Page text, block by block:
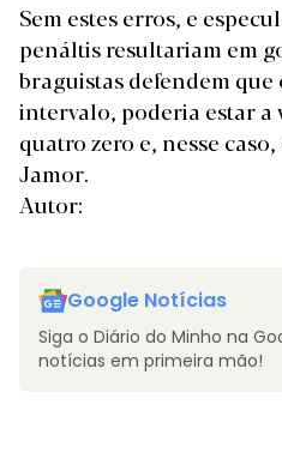
Sem estes erros, e
penáltis resultariam em
braguistas defendem que
intervalo, poderia estar a
quatro zero e, nesse
Jamor.
Autor:
Google Notícias
Siga o Diário do Minho na
notícias em primeira mão!